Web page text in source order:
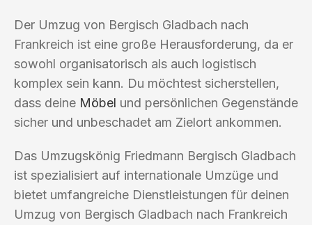
Der Umzug von Bergisch Gladbach nach
Frankreich ist eine große Herausforderung, da er
sowohl organisatorisch als auch logistisch
komplex sein kann. Du möchtest sicherstellen,
dass deine Möbel und persönlichen Gegenstände
sicher und unbeschadet am Zielort ankommen.
Das Umzugskönig Friedmann Bergisch Gladbach
ist spezialisiert auf internationale Umzüge und
bietet umfangreiche Dienstleistungen für deinen
Umzug von Bergisch Gladbach nach Frankreich